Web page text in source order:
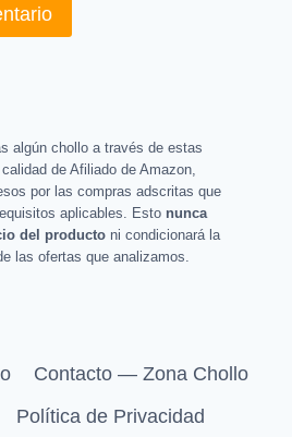
algún chollo a través de estas
de Afiliado de Amazon,
por las compras adscritas que
aplicables. Esto nunca
del producto ni condicionará la
las ofertas que analizamos.
Contacto — Zona Chollo
Política de Privacidad